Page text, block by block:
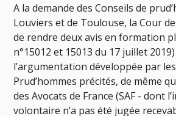
A la demande des Conseils de
Louviers et de Toulouse, la Cour
de rendre deux avis en formation
n°15012 et 15013 du 17 juillet
l’argumentation développée par
Prud’hommes précités, de même
des Avocats de France (SAF - dont
volontaire n’a pas été jugée